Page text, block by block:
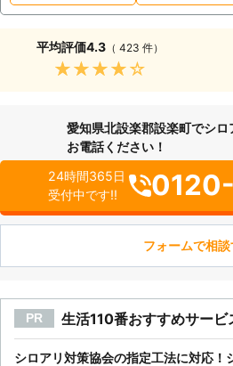
平均評価4.3（ 423 件）
★★★★★
愛知県北設楽郡設楽町でシ
お電話ください！
24時間365日
受付中です!!
フォームで相談
PR 生活110番おすすめサービ
シロアリ対策協会の指定工法に対応！